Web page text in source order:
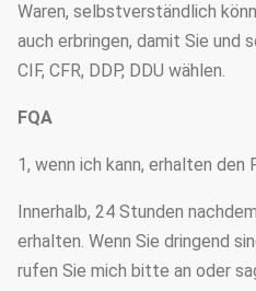
Waren, selbstverständlich
auch erbringen, damit Sie und
CIF, CFR, DDP, DDU wählen.
FQA
1, wenn ich kann, erhalten den
Innerhalb, 24 Stunden
erhalten. Wenn Sie dringend
rufen Sie mich bitte an oder